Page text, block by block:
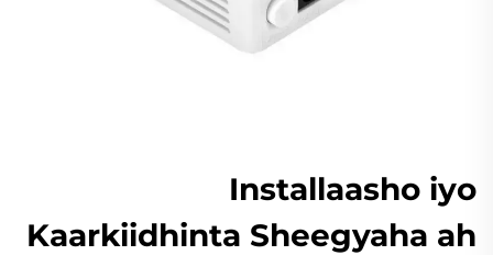
Installaasho iyo
Kaarkiidhinta Sheegyaha ah